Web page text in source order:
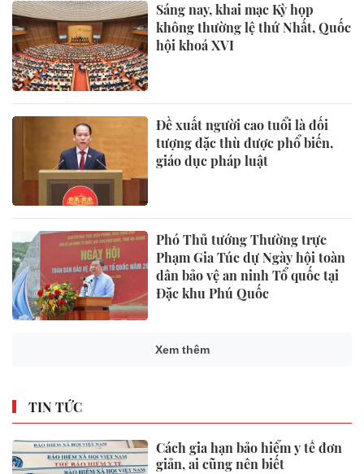
Sáng nay, khai mạc Kỳ họp
không thường lệ thứ Nhất, Quốc
hội khoá XVI
Đề xuất người cao tuổi là đối
tượng đặc thù được phổ biến,
giáo dục pháp luật
Phó Thủ tướng Thường trực
Phạm Gia Túc dự Ngày hội toàn
dân bảo vệ an ninh Tổ quốc tại
Đặc khu Phú Quốc
Xem thêm
TIN TỨC
Cách gia hạn bảo hiểm y tế đơn
giản, ai cũng nên biết